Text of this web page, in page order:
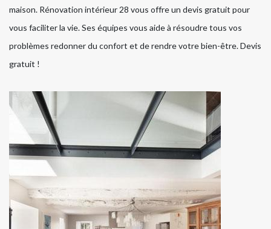
maison. Rénovation intérieur 28 vous offre un devis gratuit pour
vous faciliter la vie. Ses équipes vous aide à résoudre tous vos
problèmes redonner du confort et de rendre votre bien-être. Devis
gratuit !